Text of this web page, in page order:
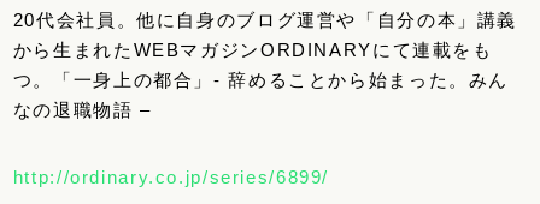
20代会社員。他に自身のブログ運営や「自分の本」講義
から生まれたWEBマガジンORDINARYにて連載をも
つ。「一身上の都合」- 辞めることから始まった。みん
なの退職物語 –
http://ordinary.co.jp/series/6899/